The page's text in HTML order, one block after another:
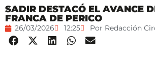
SADIR DESTACÓ EL AVANCE
FRANCA DE PERICO
26/03/2026 12:25 Por Redacción